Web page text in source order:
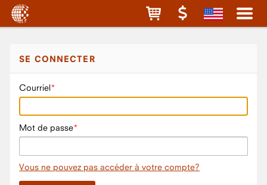
SE CONNECTER
Courriel
Mot de passe
Vous ne pouvez pas accéder à votre compte?